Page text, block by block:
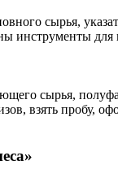
сырья,
инструменты для
сырья,
взять пробу,